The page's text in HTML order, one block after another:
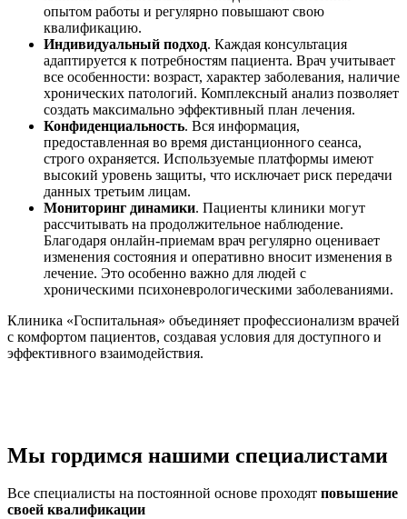
опытом работы и регулярно повышают свою
квалификацию.
Индивидуальный подход. Каждая консультация
адаптируется к потребностям пациента. Врач учитывает
все особенности: возраст, характер заболевания, наличие
хронических патологий. Комплексный анализ позволяет
создать максимально эффективный план лечения.
Конфиденциальность. Вся информация,
предоставленная во время дистанционного сеанса,
строго охраняется. Используемые платформы имеют
высокий уровень защиты, что исключает риск передачи
данных третьим лицам.
Мониторинг динамики. Пациенты клиники могут
рассчитывать на продолжительное наблюдение.
Благодаря онлайн-приемам врач регулярно оценивает
изменения состояния и оперативно вносит изменения в
лечение. Это особенно важно для людей с
хроническими психоневрологическими заболеваниями.
Клиника «Госпитальная» объединяет профессионализм врачей
с комфортом пациентов, создавая условия для доступного и
эффективного взаимодействия.
Мы гордимся нашими специалистами
Все специалисты на постоянной основе проходят повышение
своей квалификации